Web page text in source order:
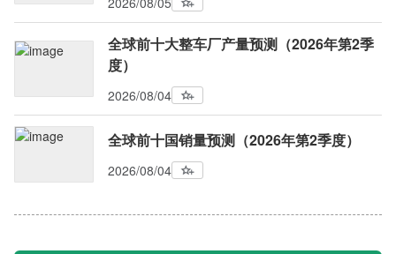
全球前十大整车厂产量预测（2026年第2季
度）
2026/08/04
全球前十国销量预测（2026年第2季度）
2026/08/04